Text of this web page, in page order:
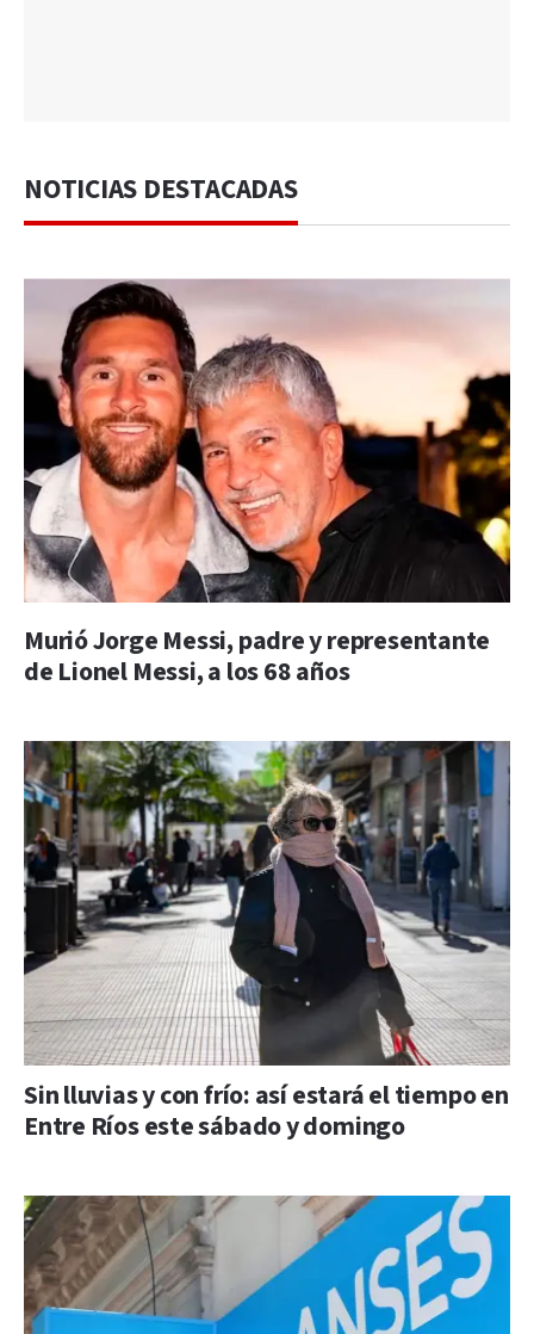
NOTICIAS DESTACADAS
Murió Jorge Messi, padre y representante
de Lionel Messi, a los 68 años
Sin lluvias y con frío: así estará el tiempo en
Entre Ríos este sábado y domingo